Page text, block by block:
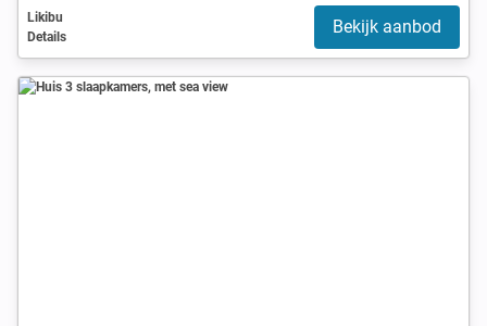
Likibu
Details
Bekijk aanbod